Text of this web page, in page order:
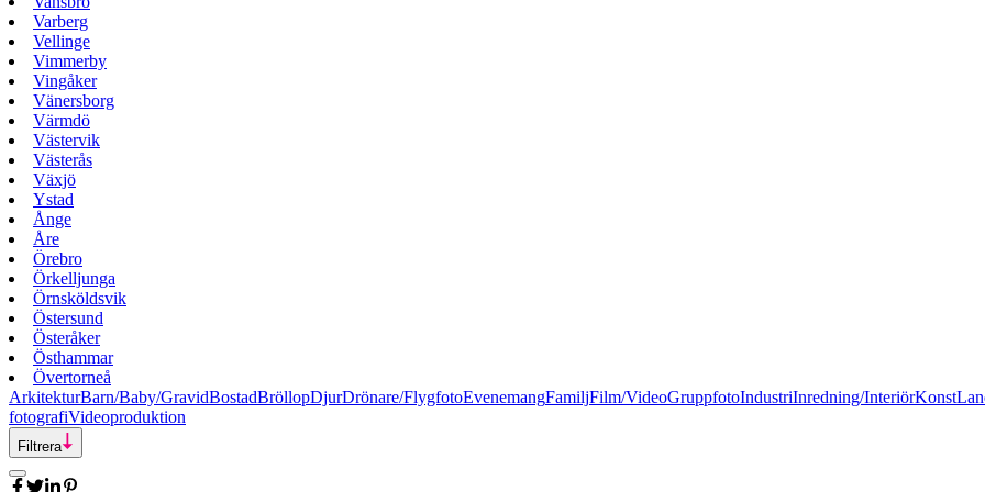
Varberg
Vellinge
Vimmerby
Vingåker
Vänersborg
Värmdö
Västervik
Västerås
Växjö
Ystad
Ånge
Åre
Örebro
Örkelljunga
Örnsköldsvik
Östersund
Österåker
Östhammar
Övertorneå
ArkitekturBarn/Baby/GravidBostadBröllopDjurDrönare/FlygfotoEvenemangFamiljFilm/VideoGruppfotoIndustriInredning/InteriörKonst
fotografiVideoproduktion
Filtrera